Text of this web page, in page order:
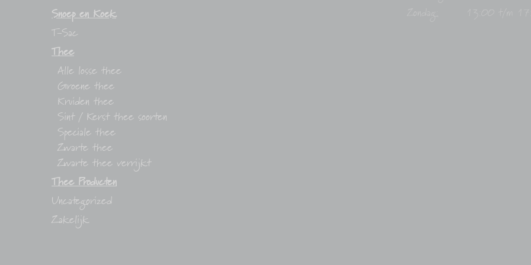
Snoep en Koek
T-Sac
Thee
Alle losse thee
Groene thee
Kruiden thee
Sint / Kerst thee soorten
Speciale thee
Zwarte thee
Zwarte thee verrijkt
Thee Producten
Uncategorized
Zakelijk